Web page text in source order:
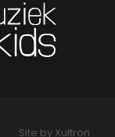
Site by Xultron